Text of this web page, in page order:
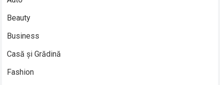
Beauty
Business
Casă și Grădină
Fashion